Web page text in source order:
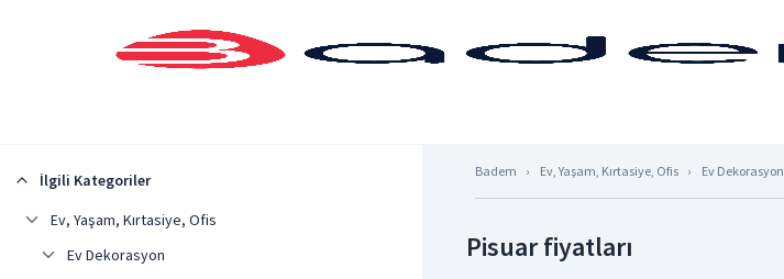
İlgili Kategoriler
Ev, Yaşam, Kırtasiye, Ofis
Ev Dekorasyon
Badem Ev, Yaşam, Kırtasiye, Ofis Ev Dekorasyon
Pisuar fiyatları